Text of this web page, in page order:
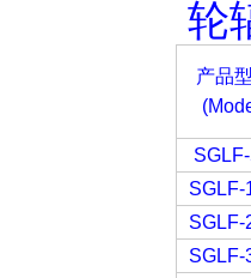
轮
产品
SGLF-
SGLF-
SGLF-